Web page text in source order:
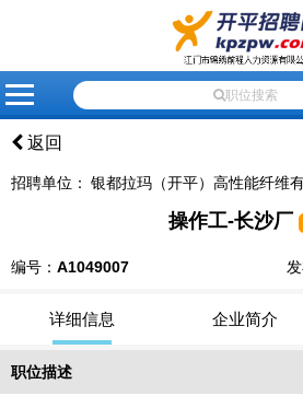
站
页
员
录
员
册
聘
息
才
息
级
索
业
页
届
就
业
荐
新
讯
系
们
职位搜索
返回
招聘单位： 银都拉玛（开平）高性能纤维
操作工-长沙厂
编号： A1049007
详细信息 企业简介
职位描述